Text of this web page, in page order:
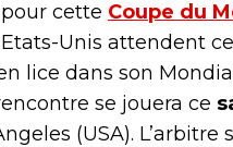
cette Coupe du
Unis attendent
lice dans son
se jouera ce
(USA).